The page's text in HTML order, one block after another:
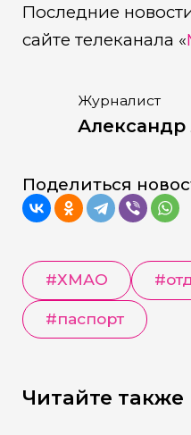
Последние
сайте телеканала «
Журналист
Александр
Поделиться
#ХМАО #
#паспорт
Читайте также